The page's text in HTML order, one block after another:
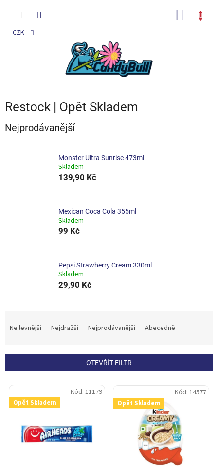
CZK
Restock | Opět Skladem
Nejprodávanější
Monster Ultra Sunrise 473ml
Skladem
139,90 Kč
Mexican Coca Cola 355ml
Skladem
99 Kč
Pepsi Strawberry Cream 330ml
Skladem
29,90 Kč
í
Nejlevnější Nejdražší Nejprodávanější Abecedně
OTEVŘÍT FILTR
V
p Opět Skladem
Kód: 11179
Opět Skladem
Kód: 14577